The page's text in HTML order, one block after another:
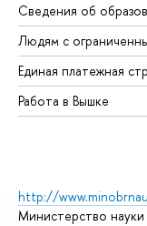
Сведения об
Людям с
Единая платежная
Работа в Вышке
http://
Министерство